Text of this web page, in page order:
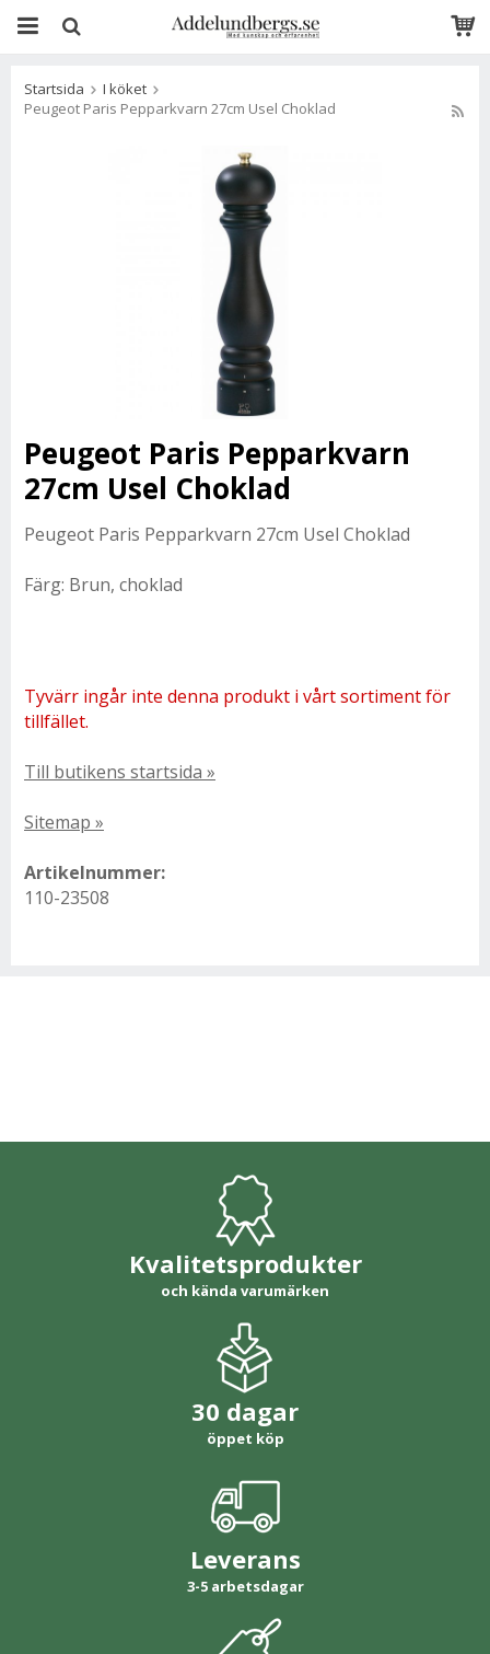
Startsida
I köket
Peugeot Paris Pepparkvarn 27cm Usel Choklad
Peugeot Paris Pepparkvarn
27cm Usel Choklad
Peugeot Paris Pepparkvarn 27cm Usel Choklad
Färg: Brun, choklad
Tyvärr ingår inte denna produkt i vårt sortiment för
tillfället.
Till butikens startsida »
Sitemap »
Artikelnummer:
110-23508
Kvalitetsprodukter
och kända varumärken
30 dagar
öppet köp
Leverans
3-5 arbetsdagar